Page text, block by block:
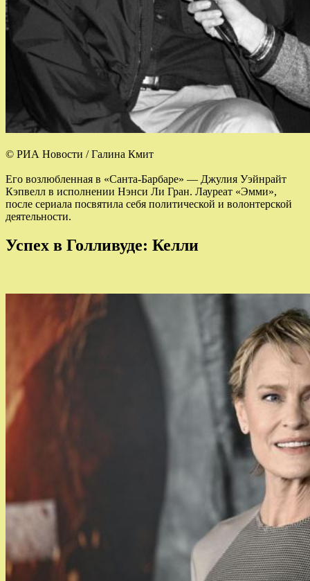
© РИА Новости / Галина Кмит
Его возлюбленная в «Санта-Барбаре» — Джулия Уэйнрайт
Кэпвелл в исполнении Нэнси Ли Гран. Лауреат «Эмми»,
после сериала посвятила себя политической и волонтерской
деятельности.
Успех в Голливуде: Келли